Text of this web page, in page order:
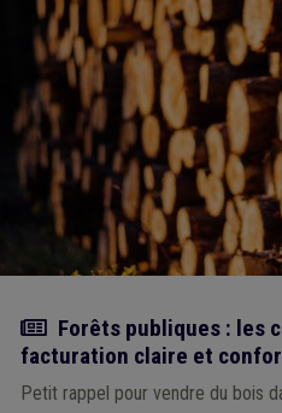
Actualité
Forêts publiques : les
facturation claire et
Petit rappel pour vendre du bois